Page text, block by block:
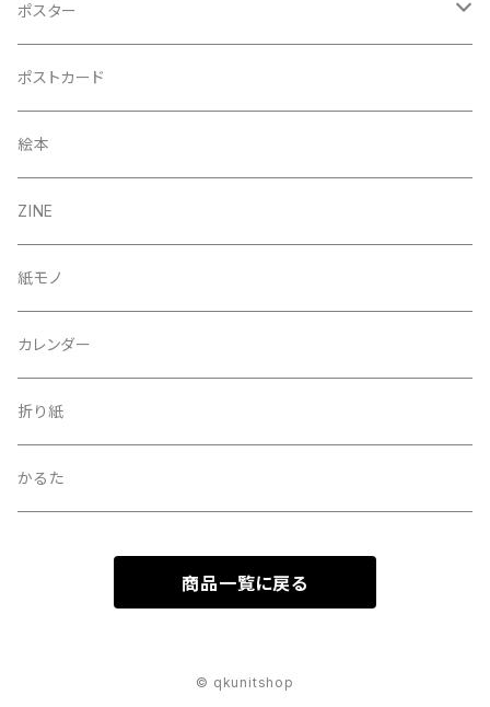
ポスター
A3
B5（額入り）
A4
50×70cm
ポストカード
絵本
ZINE
紙モノ
カレンダー
折り紙
かるた
商品一覧に戻る
© qkunitshop